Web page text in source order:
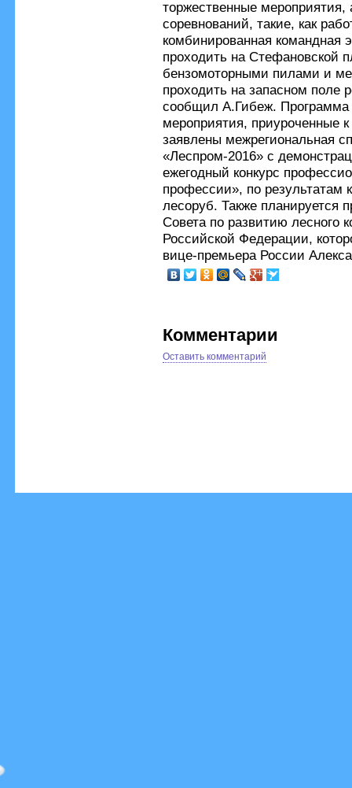
торжественные
соревнований, такие, как
комбинированная командная
проходить на Стефановской
бензомоторными пилами и
проходить на запасном поле
сообщил А.Гибеж. Программа
мероприятия, приуроченные
заявлены межрегиональная
«Леспром-2016» с
ежегодный конкурс
профессии», по результатам
лесоруб. Также планируется
Совета по развитию лесного
Российской Федерации,
вице-премьера России
Комментарии
Оставить комментарий